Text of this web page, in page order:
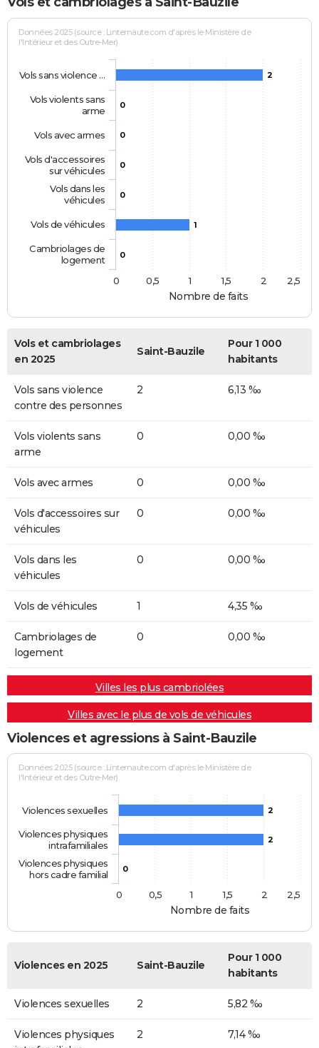
Nombre de faits
Données 2025 (source : Linternaute.com d'après le Ministère de
l'Intérieur et des Outre-Mer)
2
0
0
0
0
1
0
Vols sans violence …
Vols violents sans
arme
Vols avec armes
Vols d'accessoires
sur véhicules
Vols dans les
véhicules
Vols de véhicules
Cambriolages de
logement
0
0,5 1 1,5 2 2,5
Vols et cambriolages
en 2025
Saint-Bauzile
Pour 1 000
habitants
Vols sans violence
contre des personnes
2 6,13 ‰
Vols violents sans
arme
0 0,00 ‰
Vols avec armes 0 0,00 ‰
Vols d'accessoires sur
véhicules
0 0,00 ‰
Vols dans les
véhicules
0 0,00 ‰
Vols de véhicules 1 4,35 ‰
Cambriolages de
logement
0 0,00 ‰
Villes les plus cambriolées
Villes avec le plus de vols de véhicules
Violences et agressions à Saint-Bauzile
Nombre de faits
Données 2025 (source : Linternaute.com d'après le Ministère de
l'Intérieur et des Outre-Mer)
2
2
0
Violences sexuelles
Violences physiques
intrafamiliales
Violences physiques
hors cadre familial
0
0,5 1 1,5 2 2,5
Violences en 2025 Saint-Bauzile
Pour 1 000
habitants
Violences sexuelles 2 5,82 ‰
Violences physiques
2 7,14 ‰